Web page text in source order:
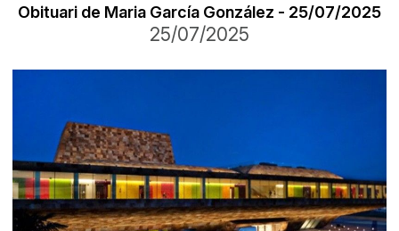
Obituari de Maria García González - 25/07/2025
25/07/2025